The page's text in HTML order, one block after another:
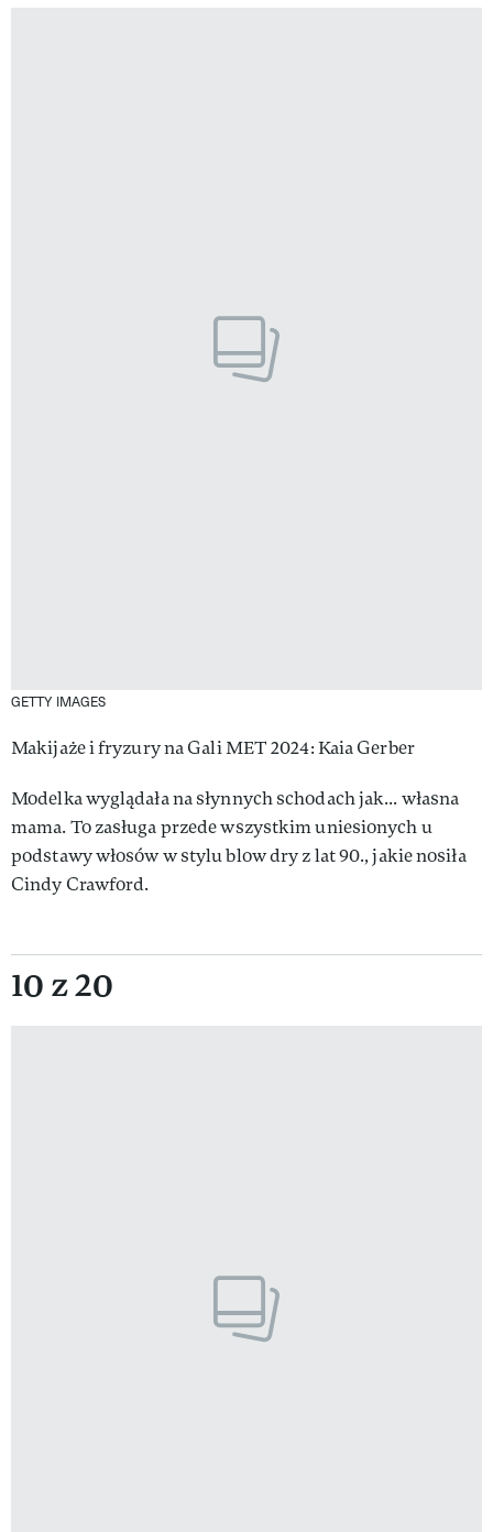
GETTY IMAGES
Makijaże i fryzury na Gali MET 2024: Kaia Gerber
Modelka wyglądała na słynnych schodach jak... własna
mama. To zasługa przede wszystkim uniesionych u
podstawy włosów w stylu blow dry z lat 90., jakie nosiła
Cindy Crawford.
10 z 20